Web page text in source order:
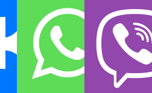
указываются реквизиты
удостоверяющего
нотификации
(контракт) и т. п.)
оформляется